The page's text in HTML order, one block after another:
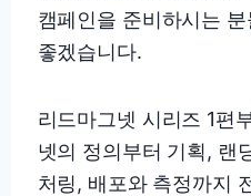
캠페인을 준비하시는
좋겠습니다.
리드마그넷 시리즈 1편
넷의 정의부터 기획, 랜
처링, 배포와 측정까지